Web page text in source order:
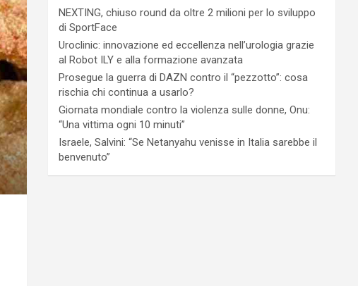
NEXTING, chiuso round da oltre 2 milioni per lo sviluppo
di SportFace
Uroclinic: innovazione ed eccellenza nell’urologia grazie
al Robot ILY e alla formazione avanzata
Prosegue la guerra di DAZN contro il “pezzotto”: cosa
rischia chi continua a usarlo?
Giornata mondiale contro la violenza sulle donne, Onu:
“Una vittima ogni 10 minuti”
Israele, Salvini: “Se Netanyahu venisse in Italia sarebbe il
benvenuto”